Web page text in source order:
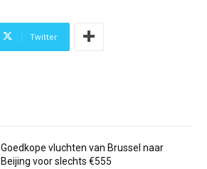
Twitter
Goedkope vluchten van Brussel naar
Beijing voor slechts €555